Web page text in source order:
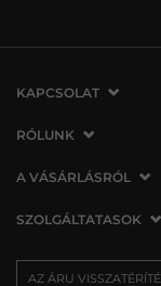
KAPCSOLAT
VERMONT Services
821 07 Bratislava
Szlovákia
info@vermont.hu
RÓLUNK
Cégünkről
Üzleteink
Sajtó
A VÁSÁRLÁSRÓL
A vásárlás menete
Az áru visszatérítése/
SZOLGÁLTATASOK
Szállítás és fizetés
AZ ÁRU